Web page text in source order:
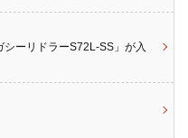
シーリドラーS72L-SS」が入